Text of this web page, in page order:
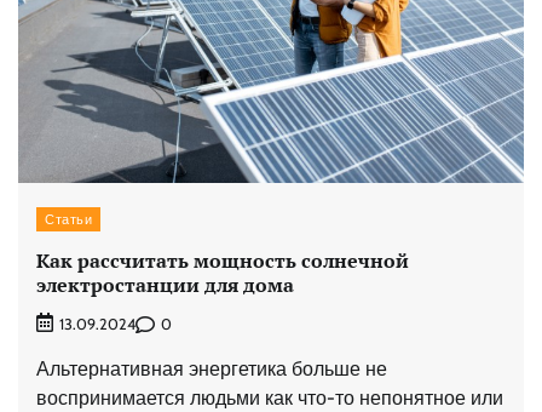
Статьи
Как рассчитать мощность солнечной
электростанции для дома
13.09.2024 0
Альтернативная энергетика больше не
воспринимается людьми как что-то непонятное или